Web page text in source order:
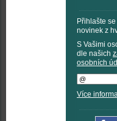
Přihlašte
novinek z
S Vašimi
dle našich
osobních
Více